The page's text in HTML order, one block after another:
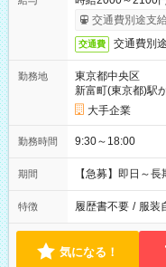
交通費別途支
交通費 交通費別
勤務地
東京都中央区
新富町(東京都)駅
大手企業
勤務時間 9:30～18:00
期間 【急募】即日
特徴 履歴書不要 / 服装
気になる！